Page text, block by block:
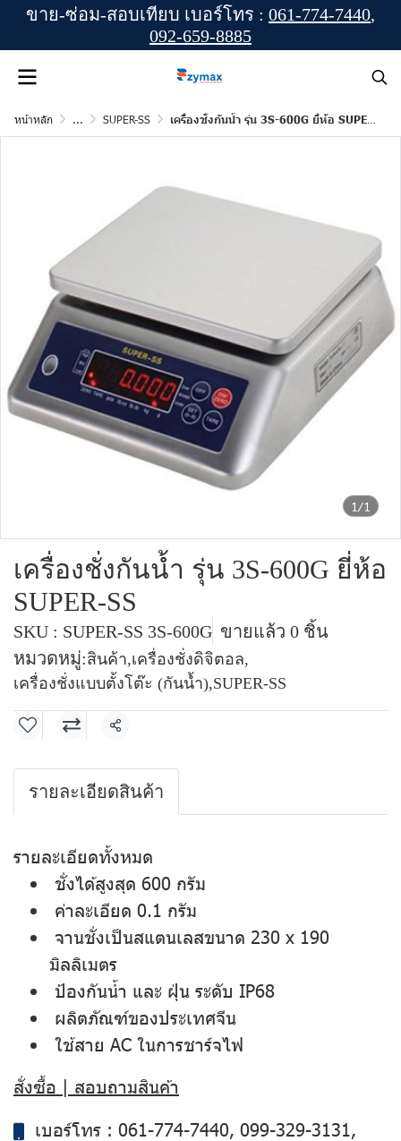
ขาย-ซ่อม-สอบเทียบ เบอร์โทร : 061-774-7440,
092-659-8885
หน้าหลัก ... SUPER-SS เครื่องชั่งกันน้ำ รุ่น 3S-600G ยี่ห้อ SUPER-SS
1/1
เครื่องชั่งกันน้ำ รุ่น 3S-600G ยี่ห้อ
SUPER-SS
SKU : SUPER-SS 3S-600G ขายแล้ว 0 ชิ้น
หมวดหมู่:สินค้า,เครื่องชั่งดิจิตอล,
เครื่องชั่งแบบตั้งโต๊ะ (กันน้ำ),SUPER-SS
แชร์
รายละเอียดสินค้า
รายละเอียดทั้งหมด
ชั่งได้สูงสุด 600 กรัม
ค่าละเอียด 0.1 กรัม
จานชั่งเป็นสแตนเลสขนาด 230 x 190
มิลลิเมตร
ป้องกันน้ำ และ ฝุ่น ระดับ IP68
ผลิตภัณฑ์ของประเทศจีน
ใช้สาย AC ในการชาร์จไฟ
สั่งซื้อ | สอบถามสินค้า
เบอร์โทร : 061-774-7440, 099-329-3131 ,